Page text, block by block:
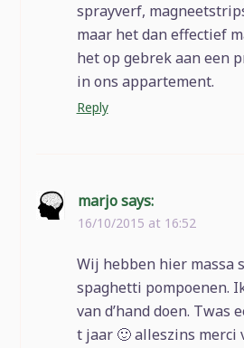
sprayverf,
maar het dan effectief
het op gebrek aan een
in ons appartement.
Reply
marjo says:
16/10/2015 at 16:52
Wij hebben hier massa
spaghetti pompoenen.
van d’hand doen. Twas
t jaar 🙂 alleszins merci